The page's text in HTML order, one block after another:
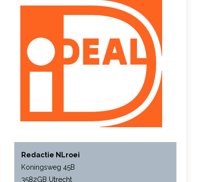
Redactie NLroei
Koningsweg 45B
3582GB Utrecht